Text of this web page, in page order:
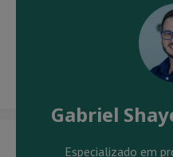
Gabriel
Especializado em